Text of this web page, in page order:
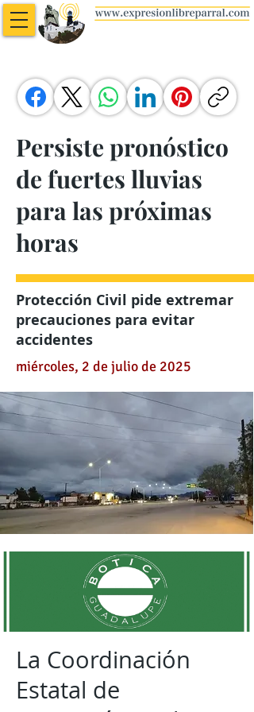
Persiste pronóstico
de fuertes lluvias
para las próximas
horas
Protección Civil pide extremar
precauciones para evitar
accidentes
miércoles, 2 de julio de 2025
La Coordinación
Estatal de